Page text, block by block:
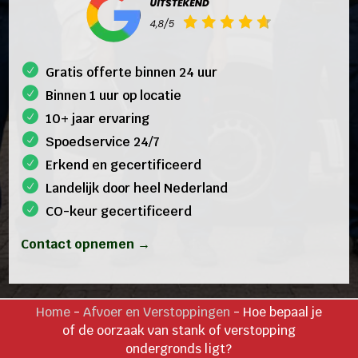
Gratis offerte binnen 24 uur
Binnen 1 uur op locatie
10+ jaar ervaring
Spoedservice 24/7
Erkend en gecertificeerd
Landelijk door heel Nederland
CO-keur gecertificeerd
Contact opnemen →
Home- Afvoer en Verstoppingen - Hoe bepaal je
of de oorzaak van stank of verstopping
ondergronds ligt?